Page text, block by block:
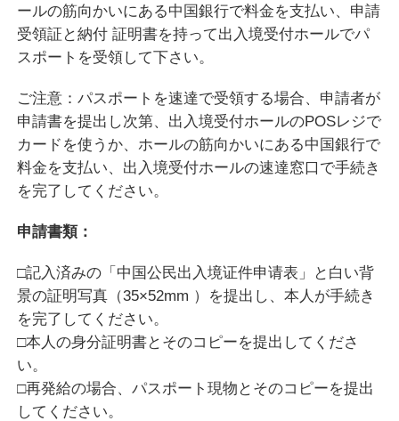
ールの筋向かいにある中国銀行で料金を支払い、申請
受領証と納付 証明書を持って出入境受付ホールでパ
スポートを受領して下さい。
ご注意：パスポートを速達で受領する場合、申請者が
申請書を提出し次第、出入境受付ホールのPOSレジで
カードを使うか、ホールの筋向かいにある中国銀行で
料金を支払い、出入境受付ホールの速達窓口で手続き
を完了してください。
申請書類：
□記入済みの「中国公民出入境证件申请表」と白い背
景の証明写真（35×52mm ）を提出し、本人が手続き
を完了してください。
□本人の身分証明書とそのコピーを提出してくださ
い。
□再発給の場合、パスポート現物とそのコピーを提出
してください。